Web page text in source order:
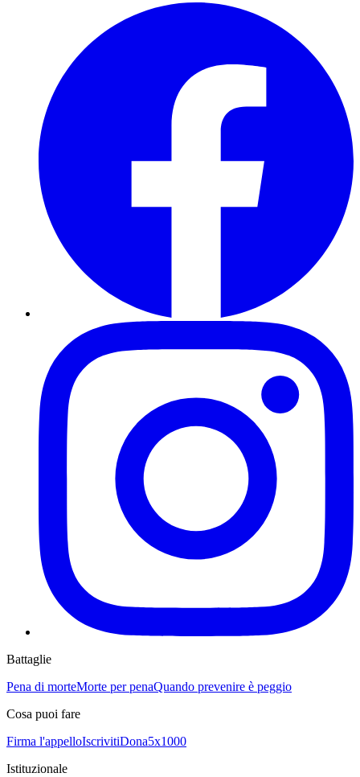
Battaglie
Pena di morteMorte per penaQuando prevenire è peggio
Cosa puoi fare
Firma l'appelloIscrivitiDona5x1000
Istituzionale